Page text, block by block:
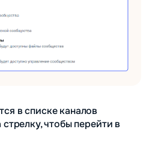
в списке каналов
чтобы перейти в